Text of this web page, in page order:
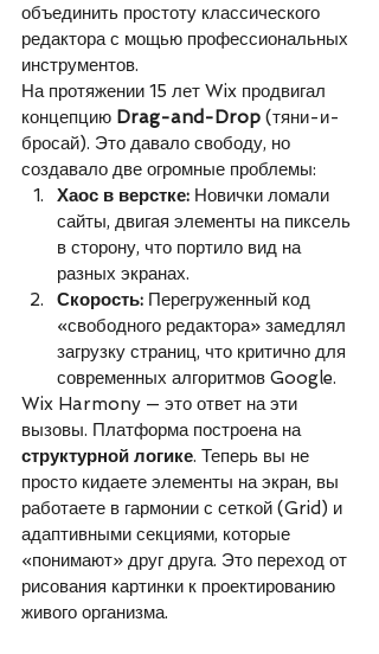
объединить простоту классического
редактора с мощью профессиональных
инструментов.
На протяжении 15 лет Wix продвигал
концепцию Drag-and-Drop (тяни-и-
бросай). Это давало свободу, но
создавало две огромные проблемы:
Хаос в верстке: Новички ломали
сайты, двигая элементы на пиксель
в сторону, что портило вид на
разных экранах.
Скорость: Перегруженный код
«свободного редактора» замедлял
загрузку страниц, что критично для
современных алгоритмов Google.
Wix Harmony — это ответ на эти
вызовы. Платформа построена на
структурной логике. Теперь вы не
просто кидаете элементы на экран, вы
работаете в гармонии с сеткой (Grid) и
адаптивными секциями, которые
«понимают» друг друга. Это переход от
рисования картинки к проектированию
живого организма.